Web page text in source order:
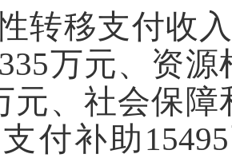
转移支付收
万元、资
元、社会保
付补助